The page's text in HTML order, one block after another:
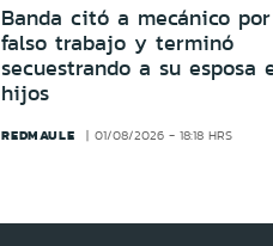
Banda citó a mecánico
falso trabajo y terminó
secuestrando a su esposa
hijos
REDMAULE 01/08/2026 - 18:18 HRS